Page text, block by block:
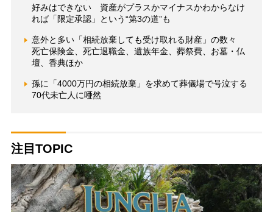
好みはできない 資産がプラスかマイナスかわからなけ
れば「限定承認」という“第3の道”も
意外と多い「相続放棄しても受け取れる財産」の数々
死亡保険金、死亡退職金、遺族年金、葬祭費、お墓・仏
壇、香典ほか
孫に「4000万円の相続放棄」を求めて葬儀場で号泣する
70代未亡人に唖然
注目TOPIC